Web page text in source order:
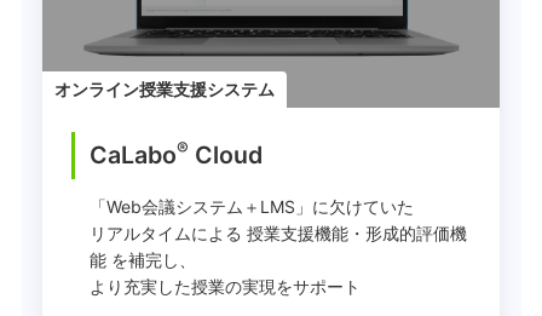
オンライン授業支援システム
CaLabo® ︎ Cloud
「Web会議システム＋LMS」に欠けていた
リアルタイムによる 授業支援機能・形成的評価機
能 を補完し、
より充実した授業の実現をサポート